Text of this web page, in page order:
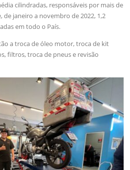
cilindradas, responsáveis por mais de
de janeiro a novembro de 2022, 1,2
em todo o País.
a troca de óleo motor, troca de kit
filtros, troca de pneus e revisão